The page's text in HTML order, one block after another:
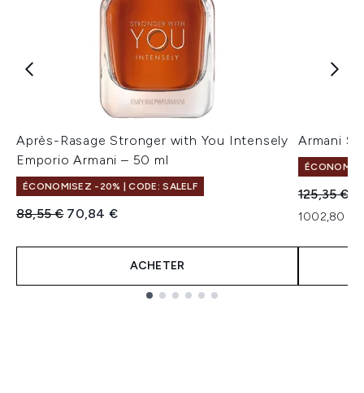
Après-Rasage Stronger with You Intensely
Emporio Armani – 50 ml
ÉCONOMISEZ -20% | CODE: SALELF
Prix de vente :
88,55 € Prix ​​actuel :
70,84 €
ACHETER
Armani
Prix de
125,35 €
1002,80 €